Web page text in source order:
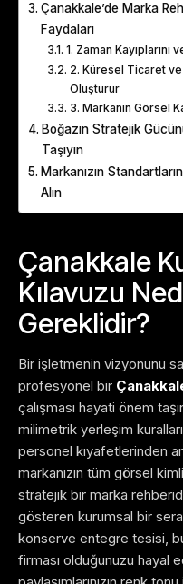
Çanakkale’de Marka
Faydaları
1. Zaman Kayıplarını
2. Küresel Ticaret ve
Oluşturur
3. Markanın Görsel
Boğazın Stratejik
Taşıyın
Markanızın
Alın
Çanakkale
Kılavuzu
Gereklidir?
Bir işletmenin vizyonunu
profesyonel bir
çalışması hayati önem
milimetrik yerleşim
personel kıyafetlerinden
markanızın tüm görsel
stratejik bir marka
gösteren kurumsal bir
konserve entegre tesisi,
firması olduğunuzu hayal